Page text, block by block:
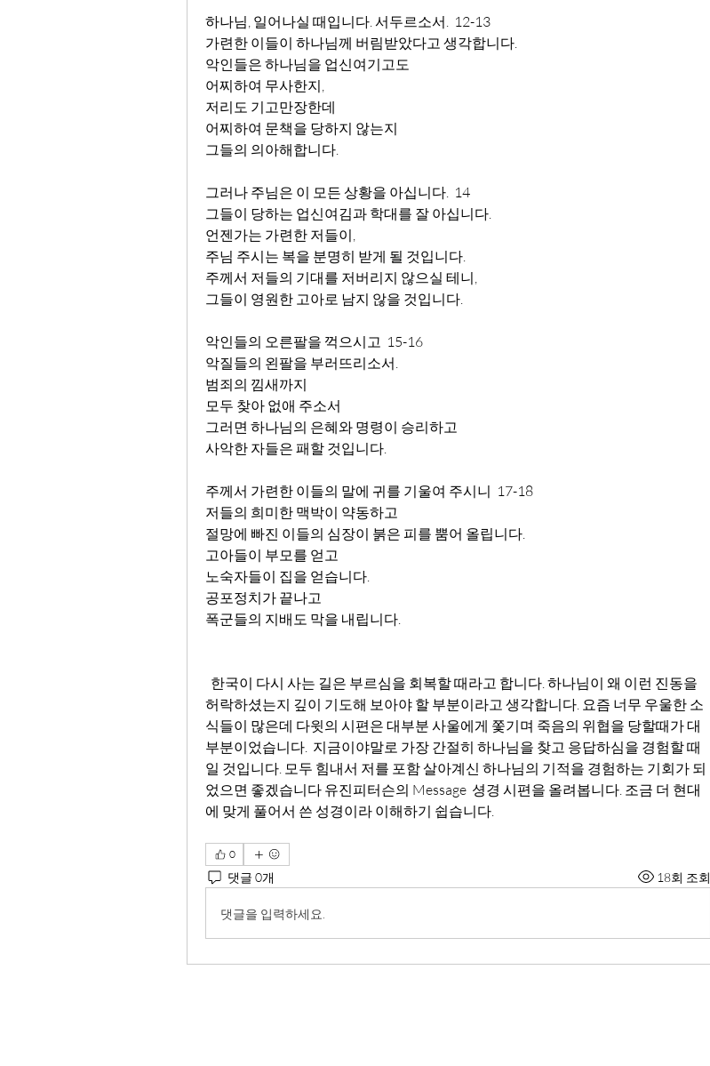
하나님, 일어나실 때입니다. 서두르소서.  12-13
가련한 이들이 하나님께 버림받았다고 생각합니다.
악인들은 하나님을 업신여기고도
어찌하여 무사한지,
저리도 기고만장한데
어찌하여 문책을 당하지 않는지
그들의 의아해합니다.
그러나 주님은 이 모든 상황을 아십니다.  14
그들이 당하는 업신여김과 학대를 잘 아십니다.
언젠가는 가련한 저들이,
주님 주시는 복을 분명히 받게 될 것입니다.
주께서 저들의 기대를 저버리지 않으실 테니,
그들이 영원한 고아로 남지 않을 것입니다.
악인들의 오른팔을 꺽으시고  15-16
악질들의 왼팔을 부러뜨리소서.
범죄의 낌새까지
모두 찾아 없애 주소서
그러면 하나님의 은혜와 명령이 승리하고
사악한 자들은 패할 것입니다.
주께서 가련한 이들의 말에 귀를 기울여 주시니  17-18
저들의 희미한 맥박이 약동하고
절망에 빠진 이들의 심장이 붉은 피를 뿜어 올립니다.
고아들이 부모를 얻고
노숙자들이 집을 얻습니다.
공포정치가 끝나고
폭군들의 지배도 막을 내립니다.
허락하셨는지 깊이 기도해 보아야 할 부분이라고 생각합니다. 요즘 너무 우울한 소
식들이 많은데 다윗의 시편은 대부분 사울에게 쫓기며 죽음의 위협을 당할때가 대
부분이었습니다.  지금이야말로 가장 간절히 하나님을 찾고 응답하심을 경험할 때
일 것입니다. 모두 힘내서 저를 포함 살아계신 하나님의 기적을 경험하는 기회가 되
었으면 좋겠습니다 유진피터슨의 Message  셩경 시편을 올려봅니다. 조금 더 현대
에 맞게 풀어서 쓴 성경이라 이해하기 쉽습니다.
0
댓글 0개 18회 조회
댓글을 입력하세요.